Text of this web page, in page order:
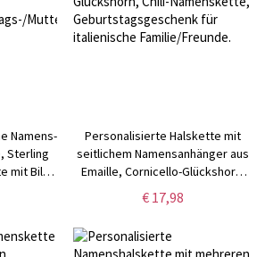
Namens-
Sterling
mit Bild,
Muttertagsgeschenk
Personalisierte Halskette mit
seitlichem Namensanhänger aus
Emaille, Cornicello-Glückshorn,
Chili-Namenskette,
Geburtstagsgeschenk für
€ 17,98